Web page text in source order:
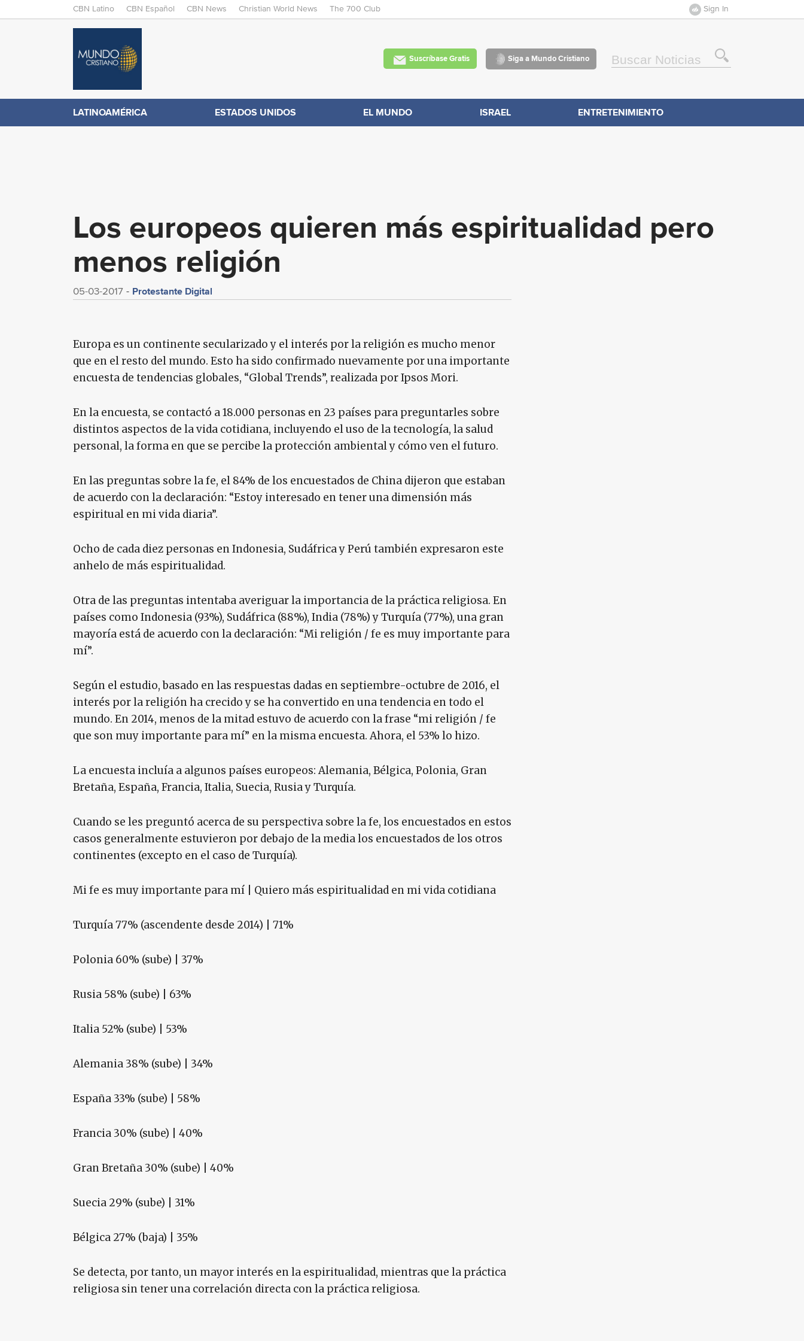
Skip
M
N
E
CBN Latino CBN Español CBN News Christian World News The 700 Club
C
B
N
.
m
Sign In
Suscríbase Gratis Siga a Mundo Cristiano
LATINOAMÉRICA ESTADOS UNIDOS EL MUNDO ISRAEL ENTRETENIMIENTO
Los europeos quieren más espiritualidad pero
menos religión
05-03-2017 Protestante Digital
Europa es un continente secularizado y el interés por la religión es mucho menor
que en el resto del mundo. Esto ha sido confirmado nuevamente por una importante
encuesta de tendencias globales, “Global Trends”, realizada por Ipsos Mori.
En la encuesta, se contactó a 18.000 personas en 23 países para preguntarles sobre
distintos aspectos de la vida cotidiana, incluyendo el uso de la tecnología, la salud
personal, la forma en que se percibe la protección ambiental y cómo ven el futuro.
En las preguntas sobre la fe, el 84% de los encuestados de China dijeron que estaban
de acuerdo con la declaración: “Estoy interesado en tener una dimensión más
espiritual en mi vida diaria”.
Ocho de cada diez personas en Indonesia, Sudáfrica y Perú también expresaron este
anhelo de más espiritualidad.
Otra de las preguntas intentaba averiguar la importancia de la práctica religiosa. En
países como Indonesia (93%), Sudáfrica (88%), India (78%) y Turquía (77%), una gran
mayoría está de acuerdo con la declaración: “Mi religión / fe es muy importante para
mí”.
Según el estudio, basado en las respuestas dadas en septiembre-octubre de 2016, el
interés por la religión ha crecido y se ha convertido en una tendencia en todo el
mundo. En 2014, menos de la mitad estuvo de acuerdo con la frase “mi religión / fe
que son muy importante para mí” en la misma encuesta. Ahora, el 53% lo hizo.
La encuesta incluía a algunos países europeos: Alemania, Bélgica, Polonia, Gran
Bretaña, España, Francia, Italia, Suecia, Rusia y Turquía.
Cuando se les preguntó acerca de su perspectiva sobre la fe, los encuestados en estos
casos generalmente estuvieron por debajo de la media los encuestados de los otros
continentes (excepto en el caso de Turquía).
Mi fe es muy importante para mí | Quiero más espiritualidad en mi vida cotidiana
Turquía 77% (ascendente desde 2014) | 71%
Polonia 60% (sube) | 37%
Rusia 58% (sube) | 63%
Italia 52% (sube) | 53%
Alemania 38% (sube) | 34%
España 33% (sube) | 58%
Francia 30% (sube) | 40%
Gran Bretaña 30% (sube) | 40%
Suecia 29% (sube) | 31%
Bélgica 27% (baja) | 35%
Se detecta, por tanto, un mayor interés en la espiritualidad, mientras que la práctica
religiosa sin tener una correlación directa con la práctica religiosa.